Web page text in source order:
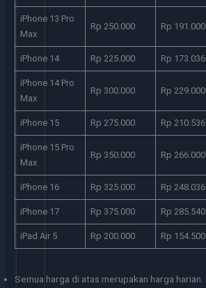
iPhone 13 Pro
Max
Rp 250.000 Rp 191.000
iPhone 14 Rp 225.000 Rp 173.036
iPhone 14 Pro
Max
Rp 300.000 Rp 229.000
iPhone 15 Rp 275.000 Rp 210.536
iPhone 15 Pro
Max
Rp 350.000 Rp 266.000
iPhone 16 Rp 325.000 Rp 248.036
iPhone 17 Rp 375.000 Rp 285.540
iPad Air 5 Rp 200.000 Rp 154.500
Semua harga di atas merupakan harga harian.